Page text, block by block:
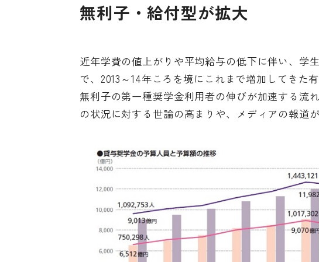
無利子・給付型が拡大
近年学費の値上がりや平均給与の低下に伴い、学
で、2013～14年ころを境にこれまで増加してきた
無利子の第一種奨学金利用者の伸びが加速する流
の状況に対する世論の高まりや、メディアの報道